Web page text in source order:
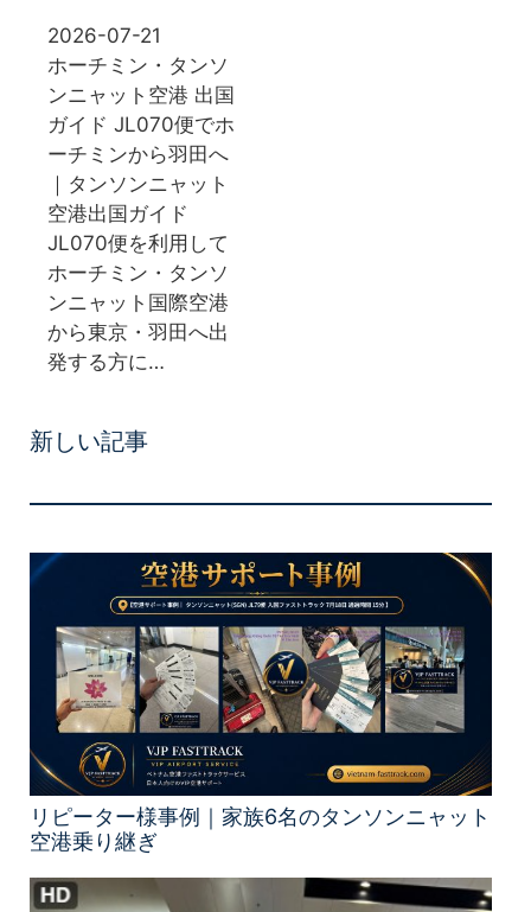
2026-07-21
ホーチミン・タンソ
ンニャット空港 出国
ガイド JL070便でホ
ーチミンから羽田へ
｜タンソンニャット
空港出国ガイド
JL070便を利用して
ホーチミン・タンソ
ンニャット国際空港
から東京・羽田へ出
発する方に…
新しい記事
リピーター様事例｜家族6名のタンソンニャット
空港乗り継ぎ